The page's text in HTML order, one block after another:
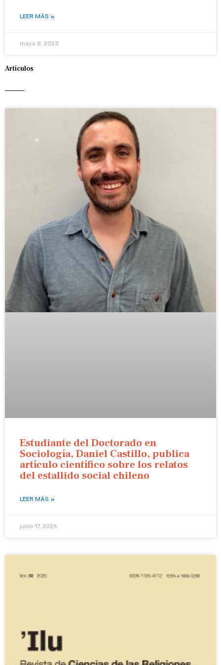
LEER MÁS »
mayo 8, 2023
Artículos
Estudiante del Doctorado en
Sociología, Daniel Castillo, publica
artículo científico sobre los relatos
del estallido social chileno
LEER MÁS »
junio 17, 2026